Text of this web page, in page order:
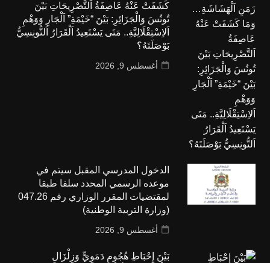
كَشَفَتْ عَنْهُ عَاصِفَةُ اَلتَّصْرِيحَاتِ بَيْنَ
تُونُسَ وَالْجَزَائِرِ: بَيْنَ “خَيْمَةِ” اَلْجَارِ وَوَهْمِ
اَلاِسْتِقْلَالِيَّةِ.. مَتَى يَسْتَعِيدُ اَلْقَرَارُ اَلتُّونِسِيُّ
بَوْصَلَتَهُ؟
أغسطس 9, 2026
الدخول المدرسي المقبل سیتم في
موعده الرسمي المحدد سلفا طبقا
لمقتضیات المقرر الوزاري رقم 047.26
(وزارة التربية الوطنية)
أغسطس 9, 2026
بَيْنَ إِحْبَاطِ هُجُومٍ دَمَوِيٍّ وَزِلْزَالٍ